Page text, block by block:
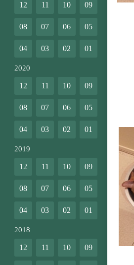
12 11 10 09
08 07 06 05
04 03 02 01
2020
12 11 10 09
08 07 06 05
04 03 02 01
2019
12 11 10 09
08 07 06 05
04 03 02 01
2018
12 11 10 09